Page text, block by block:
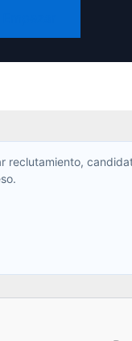
reclutamiento,